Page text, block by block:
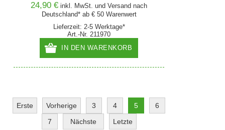
24,90 € inkl. MwSt. undVersand nach
Deutschland* ab € 50 Warenwert
Lieferzeit: 2-5 Werktage*
Art.-Nr. 211970
IN DEN WARENKORB
Erste Vorherige 3 4 5
6
7
Nächste Letzte